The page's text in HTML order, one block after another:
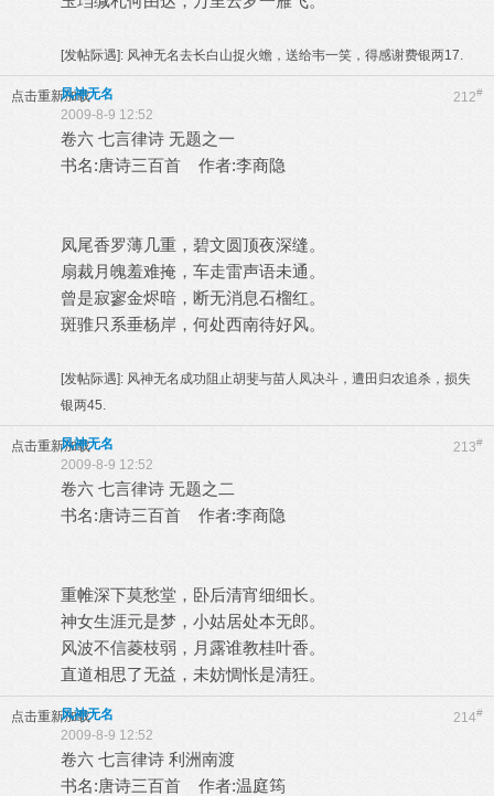
[发帖际遇]: 风神无名去长白山捉火蟾，送给韦一笑，得感谢费银两17.
点击重新加载 212#
风神无名
2009-8-9 12:52
卷六 七言律诗 无题之一
书名:唐诗三百首 作者:李商隐
凤尾香罗薄几重，碧文圆顶夜深缝。
扇裁月魄羞难掩，车走雷声语未通。
曾是寂寥金烬暗，断无消息石榴红。
斑骓只系垂杨岸，何处西南待好风。
[发帖际遇]: 风神无名成功阻止胡斐与苗人凤决斗，遭田归农追杀，损失
银两45.
点击重新加载 213#
风神无名
2009-8-9 12:52
卷六 七言律诗 无题之二
书名:唐诗三百首 作者:李商隐
重帷深下莫愁堂，卧后清宵细细长。
神女生涯元是梦，小姑居处本无郎。
风波不信菱枝弱，月露谁教桂叶香。
直道相思了无益，未妨惆怅是清狂。
点击重新加载 214#
风神无名
2009-8-9 12:52
卷六 七言律诗 利洲南渡
书名:唐诗三百首 作者:温庭筠